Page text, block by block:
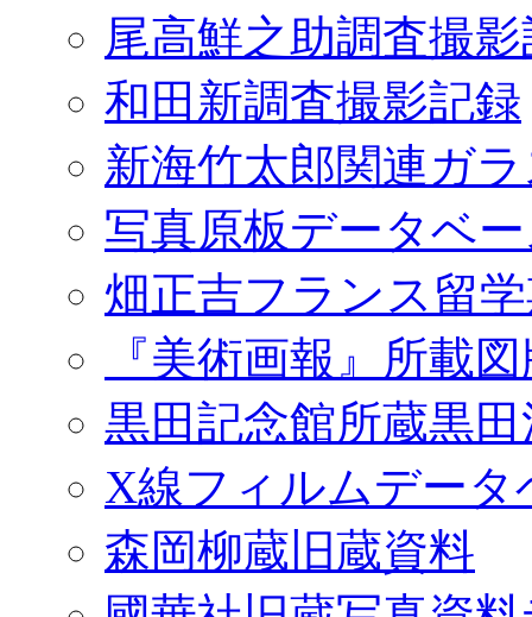
尾高鮮之助調査撮
和田新調査撮影記録
新海竹太郎関連ガ
写真原板データベ
畑正吉フランス留
『美術画報』所載
黒田記念館所蔵黒
X線フィルムデータ
森岡柳蔵旧蔵資料